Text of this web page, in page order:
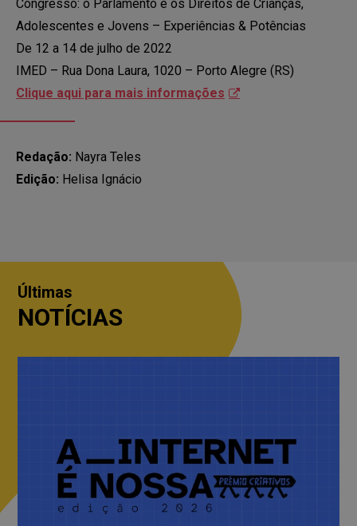
Congresso: o Parlamento e os Direitos de Crianças,
Adolescentes e Jovens – Experiências & Potências
De 12 a 14 de julho de 2022
IMED – Rua Dona Laura, 1020 – Porto Alegre (RS)
Clique aqui para mais informações
Redação: Nayra Teles
Edição: Helisa Ignácio
Últimas
NOTÍCIAS